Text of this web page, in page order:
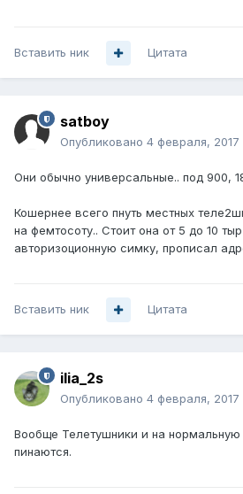
Вставить ник Цитата
satboy
Опубликовано 4 февраля, 2017
Они обычно универсальные.. под 900,
Кошернее всего пнуть местных
на фемтосоту.. Стоит она от 5 до 10
авторизоционную симку, прописал
Вставить ник Цитата
ilia_2s
Опубликовано 4 февраля, 2017
Вообще Телетушники и на нормальную
пинаются.